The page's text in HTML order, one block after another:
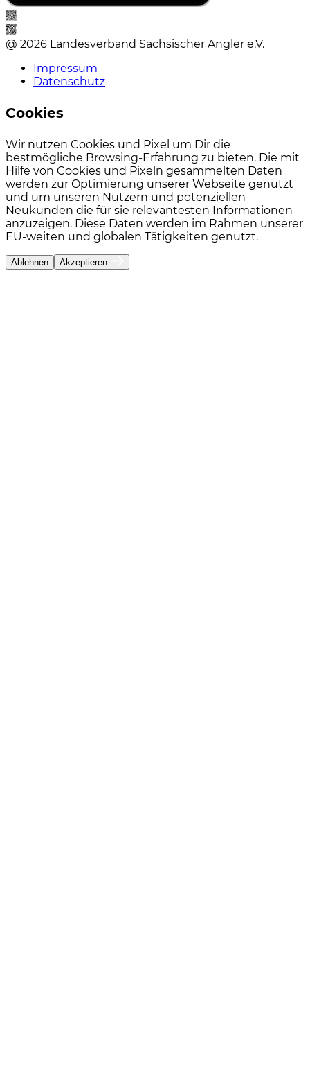
@ 2026 Landesverband Sächsischer Angler e.V.
Impressum
Datenschutz
Cookies
Wir nutzen Cookies und Pixel um Dir die
bestmögliche Browsing-Erfahrung zu bieten. Die mit
Hilfe von Cookies und Pixeln gesammelten Daten
werden zur Optimierung unserer Webseite genutzt
und um unseren Nutzern und potenziellen
Neukunden die für sie relevantesten Informationen
anzuzeigen. Diese Daten werden im Rahmen unserer
EU-weiten und globalen Tätigkeiten genutzt.
Ablehnen Akzeptieren